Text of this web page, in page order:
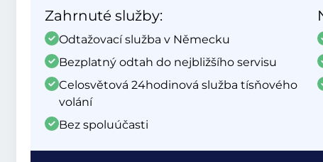
Zahrnuté služby:
Odtažovací služba v Německu
Bezplatný odtah do nejbližšího servisu
Celosvětová 24hodinová služba tísňového
volání
Bez spoluúčasti